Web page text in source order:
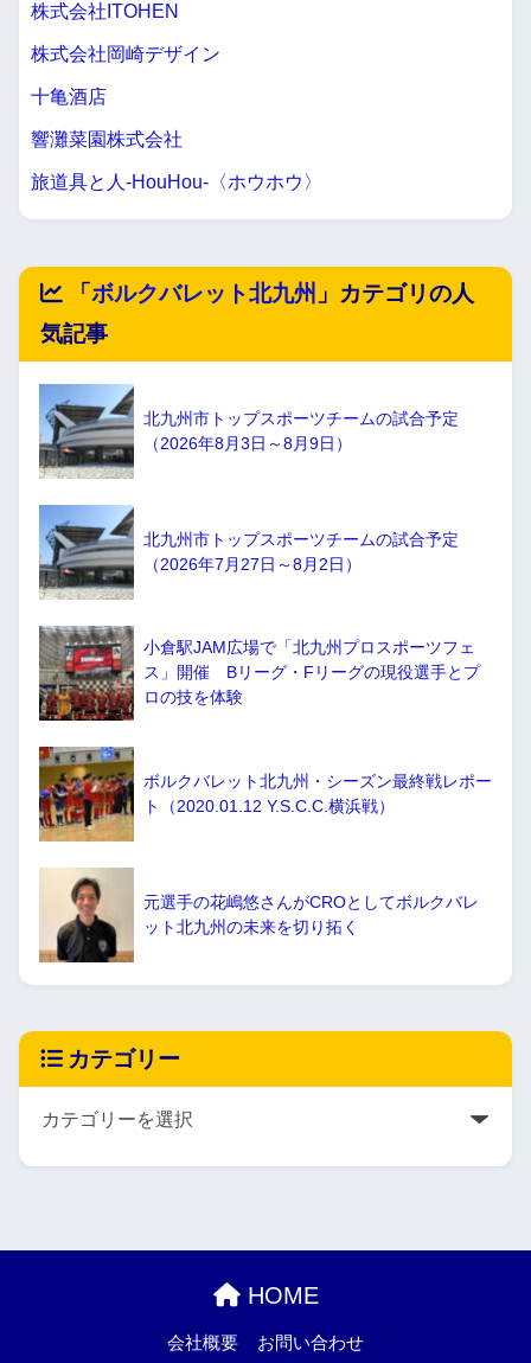
株式会社ITOHEN
株式会社岡崎デザイン
十亀酒店
響灘菜園株式会社
旅道具と人-HouHou-〈ホウホウ〉
「ボルクバレット北九州 」カテゴリの人
気記事
北九州市トップスポーツチームの試合予定
（2026年8月3日～8月9日）
北九州市トップスポーツチームの試合予定
（2026年7月27日～8月2日）
小倉駅JAM広場で「北九州プロスポーツフェ
ス」開催 Bリーグ・Fリーグの現役選手とプ
ロの技を体験
ボルクバレット北九州・シーズン最終戦レポー
ト（2020.01.12 Y.S.C.C.横浜戦）
元選手の花嶋悠さんがCROとしてボルクバレ
ット北九州の未来を切り拓く
カテゴリー
HOME
会社概要 お問い合わせ